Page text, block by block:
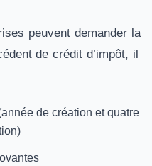
peuvent demander la
de crédit d’impôt, il
de création et quatre